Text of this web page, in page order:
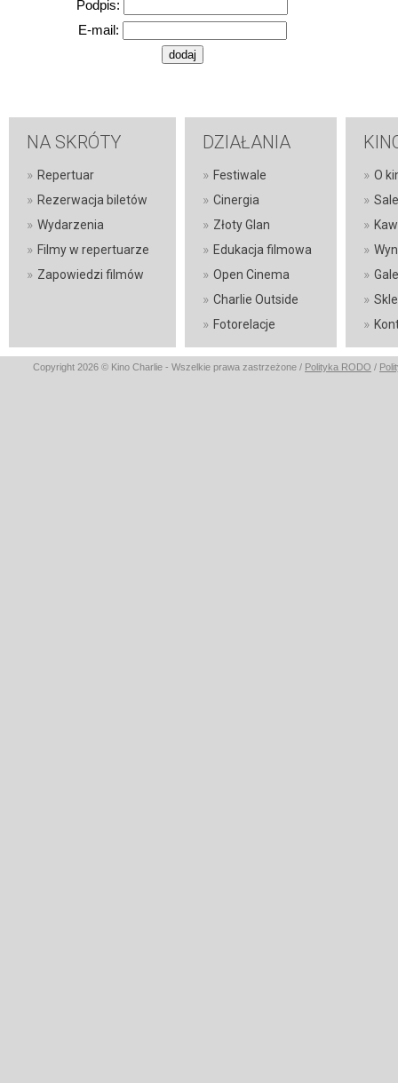
Podpis:
E-mail:
NA SKRÓTY
» Repertuar
» Rezerwacja biletów
» Wydarzenia
» Filmy w repertuarze
» Zapowiedzi filmów
DZIAŁANIA
» Festiwale
» Cinergia
» Złoty Glan
» Edukacja filmowa
» Open Cinema
» Charlie Outside
» Fotorelacje
» O
»
»
»
»
»
»
Copyright 2026 © Kino Charlie - Wszelkie prawa zastrzeżone / Polityka RODO /